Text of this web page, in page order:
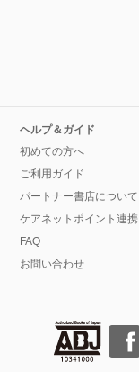
ヘルプ＆ガイド
初めての方へ
ご利用ガイド
パートナー書店について
ケアネットポイント連携
FAQ
お問い合わせ